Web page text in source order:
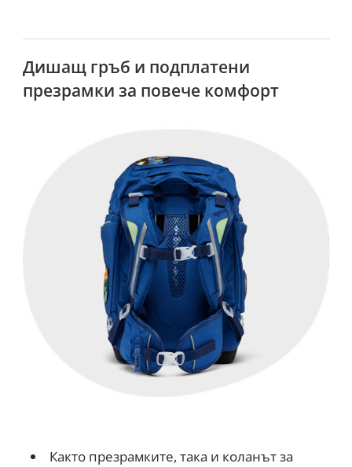
Дишащ гръб и подплатени
презрамки за повече комфорт
Както презрамките, така и коланът за